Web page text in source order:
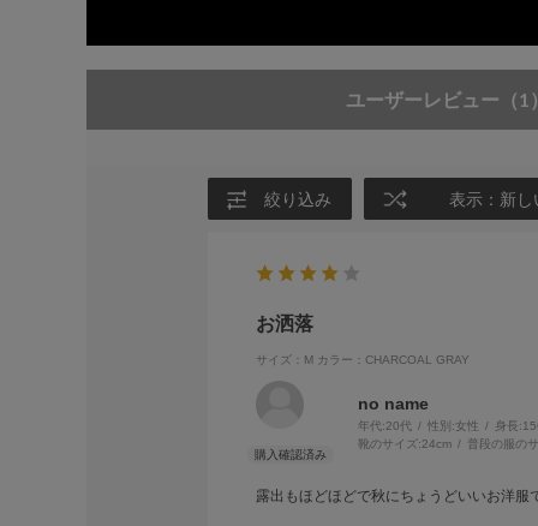
ユーザーレビュー （1
絞り込み 表示：新し
お洒落
サイズ：M カラー：CHARCOAL GRAY
no name
年代:20代 性別:女性 身長:
靴のサイズ:24cm 普段の服の
露出もほどほどで秋にちょうどいいお洋